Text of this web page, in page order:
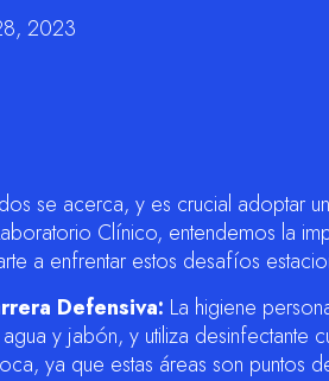
2023
se acerca, y es crucial adoptar
Clínico, entendemos la
a enfrentar estos desafíos
Defensiva: La higiene
y jabón, y utiliza desinfectante
ya que estas áreas son puntos